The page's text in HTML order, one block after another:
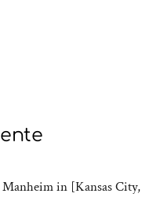
in [Kansas City,